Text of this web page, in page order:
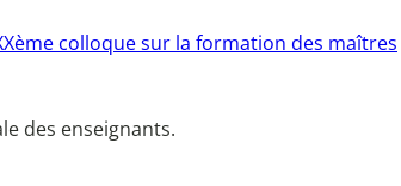
colloque sur la formation des maîtres
des enseignants.